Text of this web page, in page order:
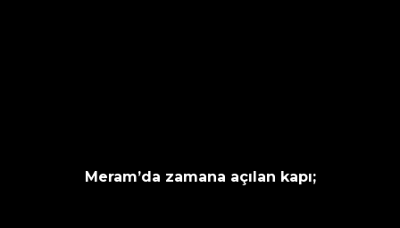
Meram’da zamana açılan kapı;